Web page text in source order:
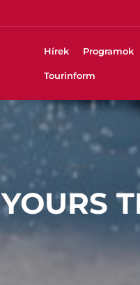
Hírek Programok
Tourinform
YOURS